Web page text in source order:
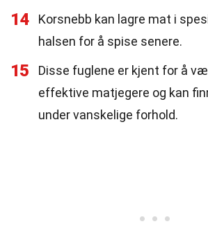
14
Korsnebb kan lagre mat i
halsen for å spise senere.
15
Disse fuglene er kjent for å
effektive matjegere og kan
under vanskelige forhold.